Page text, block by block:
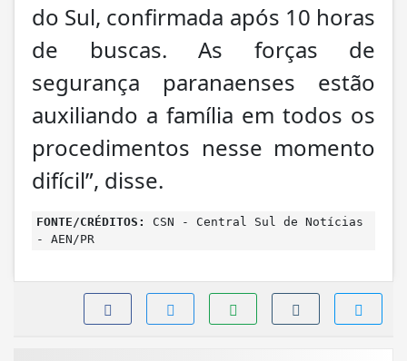
do Sul, confirmada após 10 horas
de buscas. As forças de
segurança paranaenses estão
auxiliando a família em todos os
procedimentos nesse momento
difícil”, disse.
FONTE/CRÉDITOS:
CSN - Central Sul de Notícias
- AEN/PR